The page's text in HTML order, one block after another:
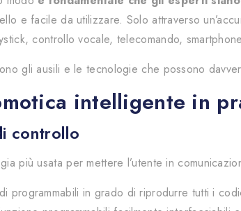
e facile da utilizzare. Solo attraverso
controllo vocale, telecomando,
gli ausili e le tecnologie che possono
intelligente in
controllo
più usata per mettere l’utente in
programmabili in grado di riprodurre tutti i